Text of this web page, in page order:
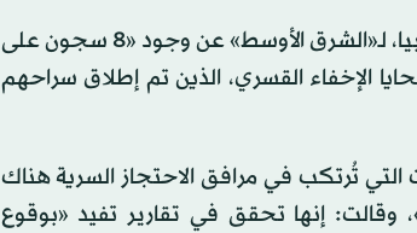
وتحدث أحمد عبد الحكيم حمزة، رئيس المؤسسة الوطنية لحقوق الإنسان في ليبيا، لـ«الشرق الأوسط» عن وجود «8 سجون على
الإخفاء القسري، الذين تم إطلاق سراحهم
التي تُرتكب في مرافق الاحتجاز السرية هناك
وقالت: إنها تحقق في تقارير تفيد «بوقوع